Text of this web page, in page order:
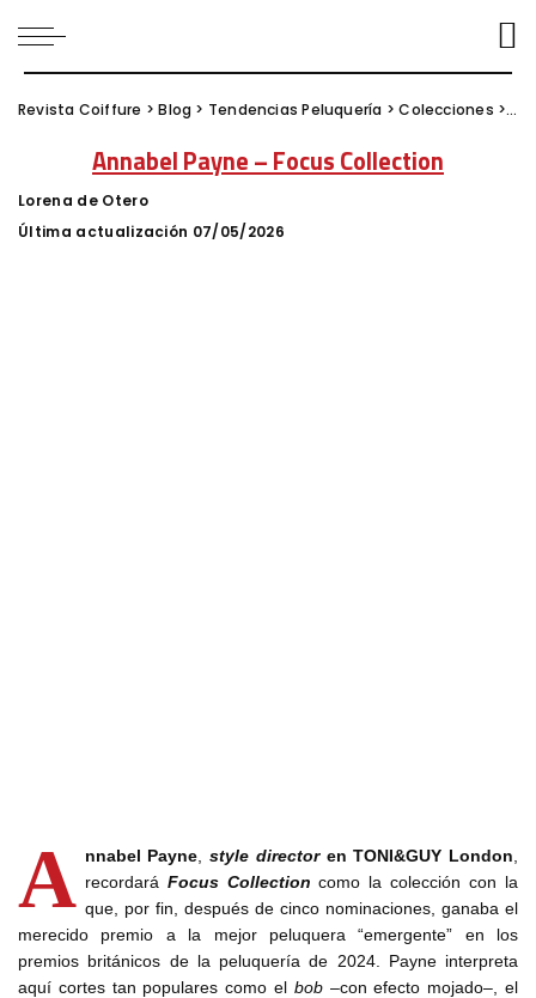
Revista Coiffure >Blog > Tendencias Peluquería >Colecciones >
Annabel Payne – Focus Collection
Posted
by
Lorena de Otero
Última actualización 07/05/2026
A nnabel Payne,style director en TONI&GUY London,
recordaráFocus Collection como la colección con la
que, por fin, después de cinco nominaciones, ganaba el
merecido premio a la mejor peluquera “emergente” en los
premios británicos de la peluquería de 2024. Payne interpreta
aquí cortes tan populares como el bob–con efecto mojado–, el